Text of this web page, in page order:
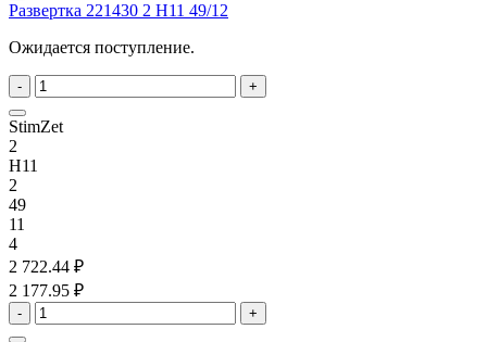
Развертка 221430 2 H11 49/12
Ожидается поступление.
- +
StimZet
2
H11
2
49
11
4
2 722.44 ₽
2 177.95 ₽
- +